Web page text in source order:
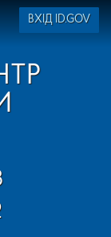
ВХІД ID.GOV